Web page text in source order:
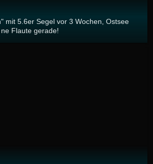
mit 5.6er Segel vor 3 Wochen, Ostsee
Flaute gerade!